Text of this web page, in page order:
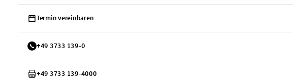
Termin vereinbaren
+49 3733 139-0
+49 3733 139-4000